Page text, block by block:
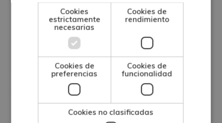
la vida habitual
Llegamos al final de las fases del duelo. El doliente se
siente sin fuerzas, débil e incapaz de afrontar nuevas
decisiones y situaciones. Este debería abrirse a
nuevas relaciones e iniciar algo diferente, pero no le
apetece o le cuesta, lo cual es del todo normal.
Cookies
estrictamente
necesarias
Cookies de
rendimiento
Cookies de
preferencias
Cookies de
funcionalidad
Cookies no clasificadas